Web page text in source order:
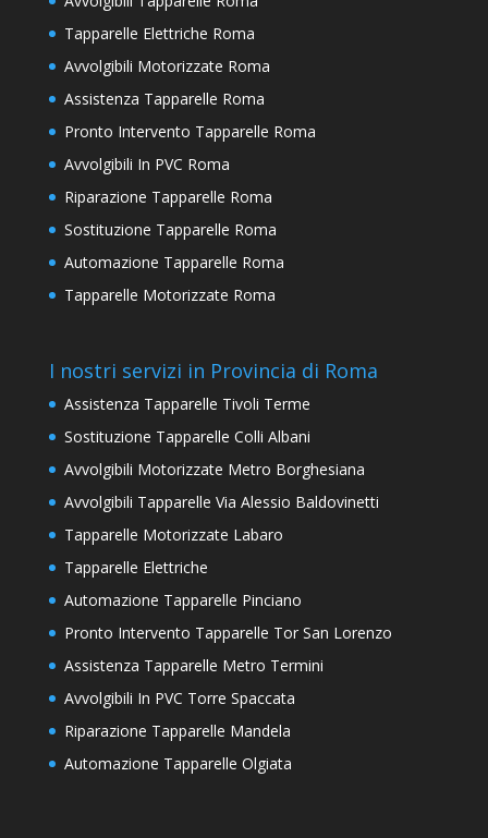
Tapparelle Elettriche Roma
Avvolgibili Motorizzate Roma
Assistenza Tapparelle Roma
Pronto Intervento Tapparelle Roma
Avvolgibili In PVC Roma
Riparazione Tapparelle Roma
Sostituzione Tapparelle Roma
Automazione Tapparelle Roma
Tapparelle Motorizzate Roma
I nostri servizi in Provincia di Roma
Assistenza Tapparelle Tivoli Terme
Sostituzione Tapparelle Colli Albani
Avvolgibili Motorizzate Metro Borghesiana
Avvolgibili Tapparelle Via Alessio Baldovinetti
Tapparelle Motorizzate Labaro
Tapparelle Elettriche
Automazione Tapparelle Pinciano
Pronto Intervento Tapparelle Tor San Lorenzo
Assistenza Tapparelle Metro Termini
Avvolgibili In PVC Torre Spaccata
Riparazione Tapparelle Mandela
Automazione Tapparelle Olgiata